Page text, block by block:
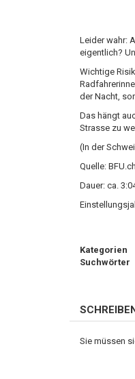
Leider wahr:
eigentlich?
Wichtige
der Nacht,
Das hängt
Strasse zu
(In der
Quelle: BFU.ch
Dauer: ca.
Kategorien
Suchwörter
Sie müssen